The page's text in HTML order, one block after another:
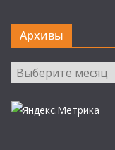
Архивы
Архивы